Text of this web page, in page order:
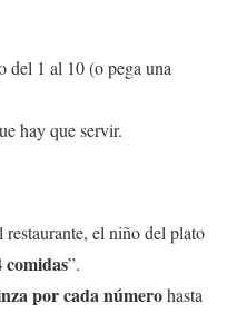
del 1 al 10 (o pega una
hay que servir.
el niño del plato
comidas”.
por cada númerohasta